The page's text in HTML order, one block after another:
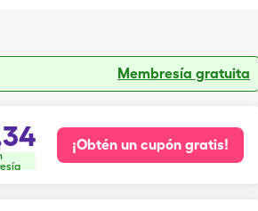
Membresía gratuita
¡Obtén un cupón gratis!